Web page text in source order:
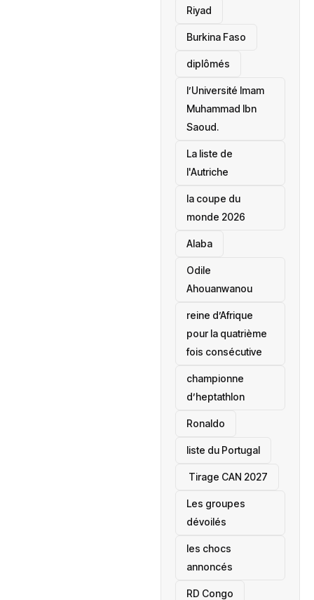
Riyad
Burkina Faso
diplômés
l’Université Imam
Muhammad Ibn
Saoud.
‎La liste de
l'Autriche
la coupe du
monde 2026
Alaba
Odile
Ahouanwanou
reine d’Afrique
pour la quatrième
fois consécutive
championne
d’heptathlon
Ronaldo
liste du Portugal
‎ Tirage CAN 2027
Les groupes
dévoilés
les chocs
annoncés
‎RD Congo